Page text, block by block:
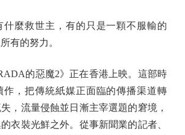
麼救世主，有的只是一顆不服輸的
有的努力。
的惡魔2》正在香港上映。這部時
作，把傳統紙媒正面臨的傳播渠道轉
，流量侵蝕並日漸主宰選題的窘境，
衣裝光鮮之外。從事新聞業的記者、